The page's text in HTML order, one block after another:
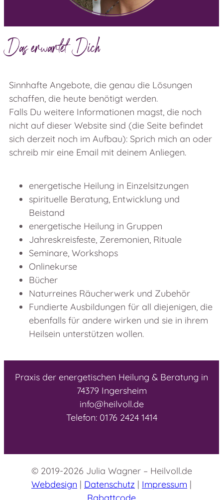
Das erwartet Dich
Sinnhafte Angebote, die genau die Lösungen
schaffen, die heute benötigt werden.
Falls Du weitere Informationen magst, die noch
nicht auf dieser Website sind (die Seite befindet
sich derzeit noch im Aufbau): Sprich mich an oder
schreib mir eine Email mit deinem Anliegen.
energetische Heilung in Einzelsitzungen
spirituelle Beratung, Entwicklung und
Beistand
energetische Heilung in Gruppen
Jahreskreisfeste, Zeremonien, Rituale
Seminare, Workshops
Onlinekurse
Bücher
Naturreines Räucherwerk und Zubehör
Fundierte Ausbildungen für all diejenigen, die
ebenfalls für andere wirken und sie in ihrem
Heilsein unterstützen wollen.
Praxis der energetischen Heilung & Beratung in
74379 Ingersheim
info@heilvoll.de
Telefon: 0176 2424 1414
© 2019-2026 Julia Wagner – Heilvoll.de
Webdesign | Datenschutz | Impressum |